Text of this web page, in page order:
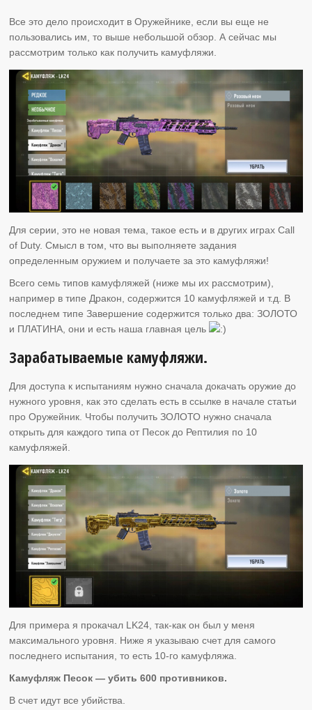
Все это дело происходит в Оружейнике, если вы еще не
пользовались им, то выше небольшой обзор. А сейчас мы
рассмотрим только как получить камуфляжи.
Для серии, это не новая тема, такое есть и в других играх Call
of Duty. Смысл в том, что вы выполняете задания
определенным оружием и получаете за это камуфляжи!
Всего семь типов камуфляжей (ниже мы их рассмотрим),
например в типе Дракон, содержится 10 камуфляжей и т.д. В
последнем типе Завершение содержится только два: ЗОЛОТО
и ПЛАТИНА, они и есть наша главная цель
Зарабатываемые камуфляжи.
Для доступа к испытаниям нужно сначала докачать оружие до
нужного уровня, как это сделать есть в ссылке в начале статьи
про Оружейник. Чтобы получить ЗОЛОТО нужно сначала
открыть для каждого типа от Песок до Рептилия по 10
камуфляжей.
Для примера я прокачал LK24, так-как он был у меня
максимального уровня. Ниже я указываю счет для самого
последнего испытания, то есть 10-го камуфляжа.
Камуфляж Песок — убить 600 противников.
В счет идут все убийства.